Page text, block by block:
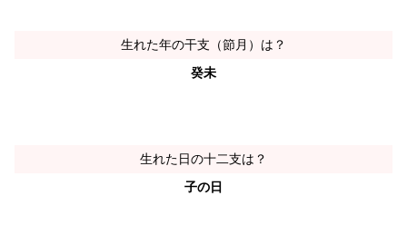
生れた年の干支（節月）は？
癸未
生れた日の十二支は？
子の日